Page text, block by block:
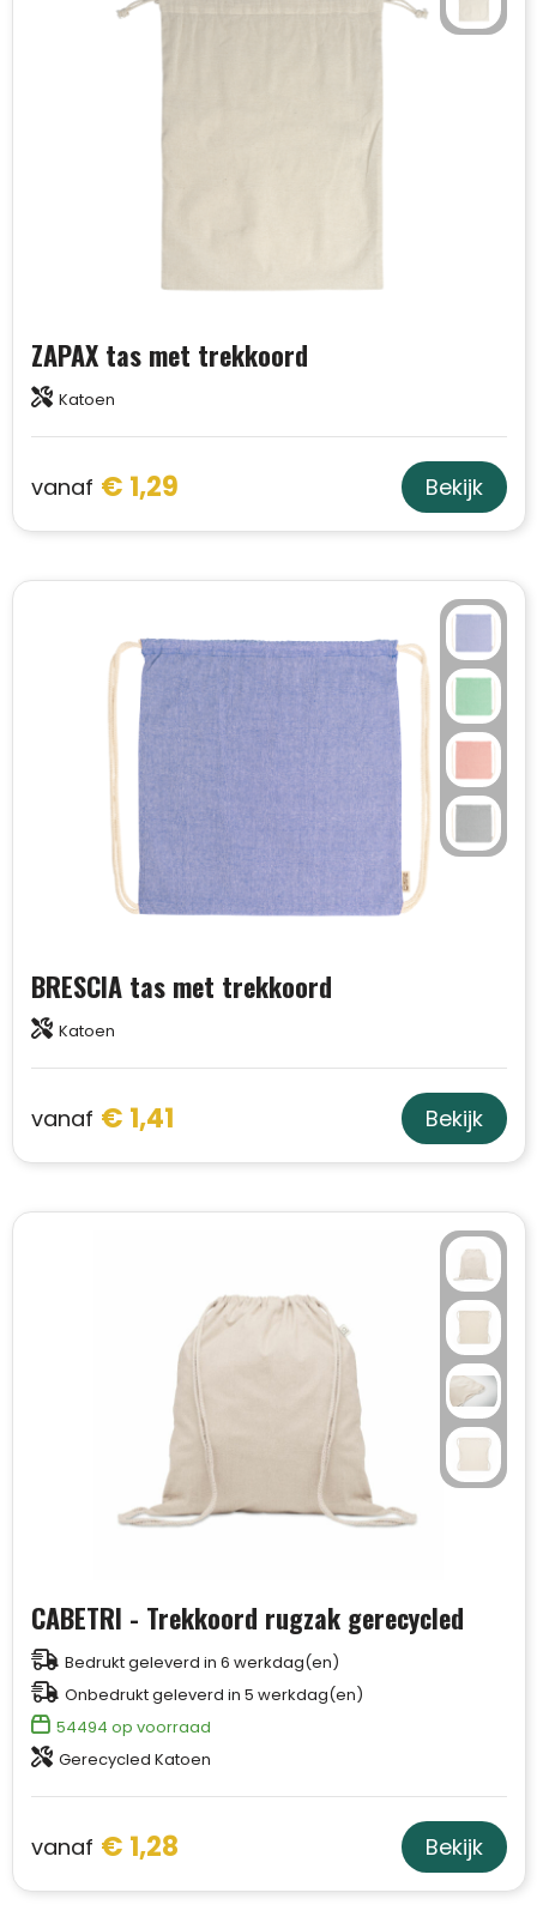
ZAPAX tas met trekkoord
Katoen
vanaf € 1,29 Bekijk
BRESCIA tas met trekkoord
Katoen
vanaf € 1,41 Bekijk
CABETRI - Trekkoord rugzak gerecycled
Bedrukt geleverd in 6 werkdag(en)
Onbedrukt geleverd in 5 werkdag(en)
54494 op voorraad
Gerecycled Katoen
vanaf € 1,28 Bekijk